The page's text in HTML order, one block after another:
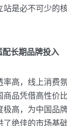
站是必不可少的
配长期品牌投入
率高，线上消费
商品凭借高性价
极高，为中国品
绝佳的市场基础